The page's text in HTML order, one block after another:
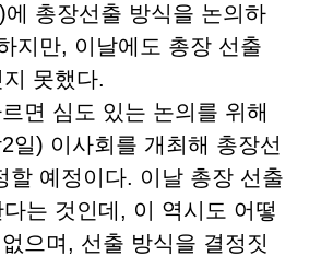
에 총장선출 방식을 논의하
지만, 이날에도 총장 선출
못했다.
면 심도 있는 논의를 위해
일) 이사회를 개최해 총장선
할 예정이다. 이날 총장 선출
는 것인데, 이 역시도 어떻
으며, 선출 방식을 결정짓